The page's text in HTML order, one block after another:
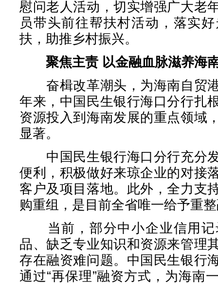
慰问老人活动，切实增强广大老
员带头前往帮扶村活动，落实
扶，助推乡村振兴。
聚焦主责 以金融血脉滋养海
奋楫改革潮头，为海南自贸
年来，中国民生银行海口分行扎
资源投入到海南发展的重点领域
显著。
中国民生银行海口分行充分
便利，积极做好来琼企业的对接
客户及项目落地。此外，全力支
购重组，是目前全省唯一给予重
当前，部分中小企业信用记
品、缺乏专业知识和资源来管理
存在融资难问题。中国民生银行
通过“再保理”融资方式，为海南